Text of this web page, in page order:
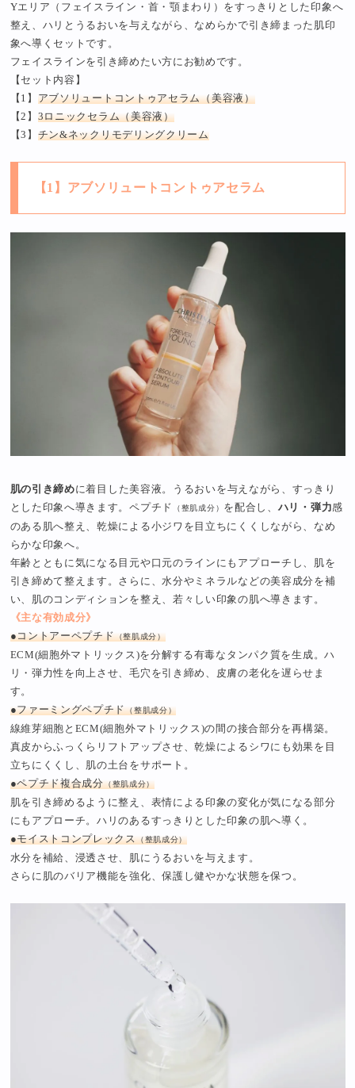
Yエリア（フェイスライン・首・顎まわり）をすっきりとした印象へ
整え、ハリとうるおいを与えながら、なめらかで引き締まった肌印
象へ導くセットです。
フェイスラインを引き締めたい方にお勧めです。
【セット内容】
【1】 アブソリュートコントゥアセラム（美容液）
【2】 3ロニックセラム（美容液）
【3】 チン&ネックリモデリングクリーム
【1】アブソリュートコントゥアセラム
肌の引き締めに着目した美容液。うるおいを与えながら、すっきり
とした印象へ導きます。ペプチド
（整肌成分） を配合し、 ハリ・弾力感
のある肌へ整え、乾燥による小ジワを目立ちにくくしながら、なめ
らかな印象へ。
年齢とともに気になる目元や口元のラインにもアプローチし、肌を
引き締めて整えます。さらに、水分やミネラルなどの美容成分を補
い、肌のコンディションを整え、若々しい印象の肌へ導きます。
《主な有効成分》
●コントアーペプチド（整肌成分）
ECM(細胞外マトリックス)を分解する有毒なタンパク質を生成。ハ
リ・弾力性を向上させ、毛穴を引き締め、皮膚の老化を遅らせま
す。
●ファーミングペプチド（整肌成分）
線維芽細胞とECM(細胞外マトリックス)の間の接合部分を再構築。
真皮からふっくらリフトアップさせ、乾燥によるシワにも効果を目
立ちにくくし、肌の土台をサポート。
●ペプチド複合成分（整肌成分）
肌を引き締めるように整え、表情による印象の変化が気になる部分
にもアプローチ。ハリのあるすっきりとした印象の肌へ導く。
●モイストコンプレックス（整肌成分）
水分を補給、浸透させ、肌にうるおいを与えます。
さらに肌のバリア機能を強化、保護し健やかな状態を保つ。